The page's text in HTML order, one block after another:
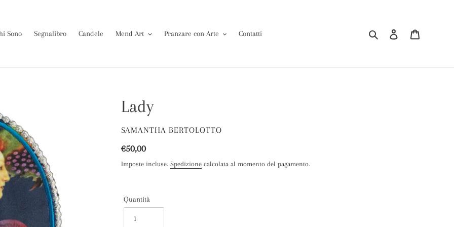
Sono Segnalibro Candele Mend Art Pranzare con Arte Contatti Cerca Accedi
Lady
VENDITORE
SAMANTHA BERTOLOTTO
Prezzo
di
€50,00
Imposte incluse. Spedizione calcolata al momento del pagamento.
Quantità